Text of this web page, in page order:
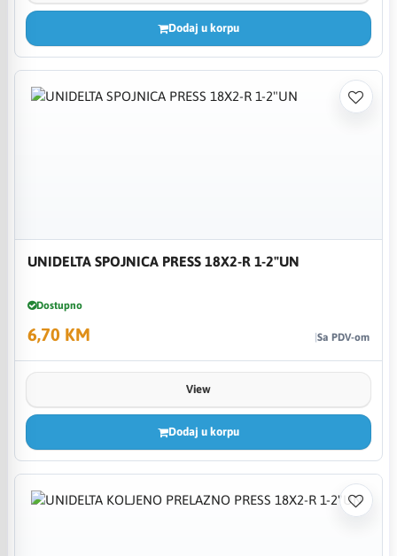
Dodaj u korpu
UNIDELTA SPOJNICA PRESS 18X2-R 1-2"UN
Dostupno
6,70 KM Sa PDV-om
View
Dodaj u korpu